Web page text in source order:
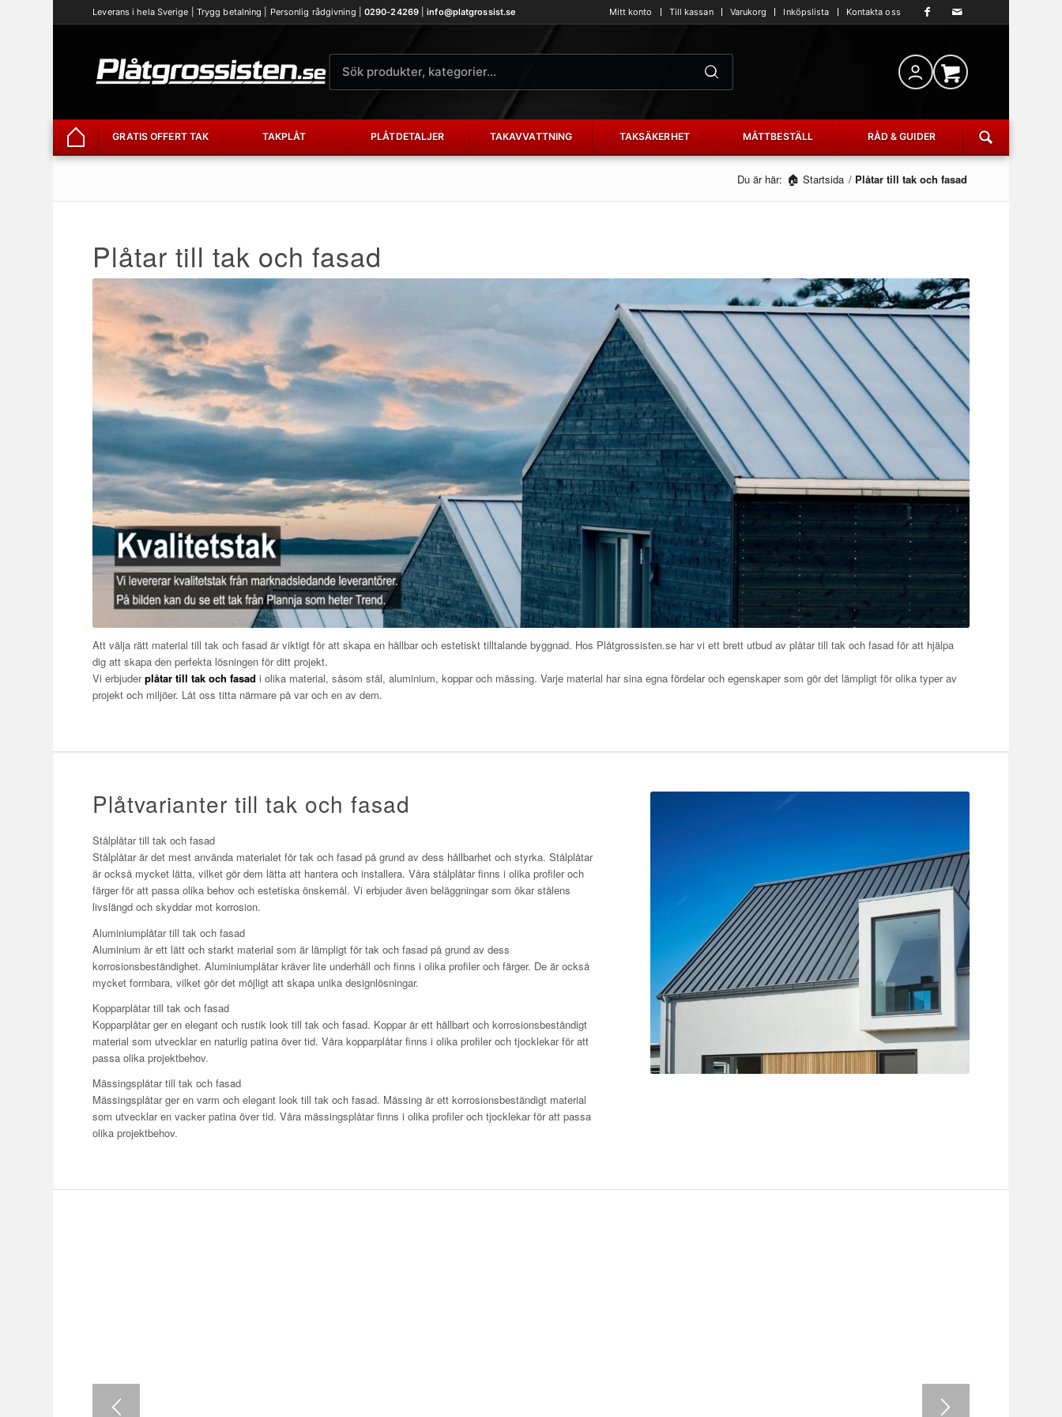
Mitt konto Till kassan Varukorg Inköpslista Kontakta oss
Leverans i hela Sverige | Trygg betalning | Personlig rådgivning | 0290-24269|info@platgrossist.se
Hem
GRATIS OFFERT TAK TAKPLÅT PLÅTDETALJER TAKAVVATTNING TAKSÄKERHET MÅTTBESTÄLL RÅD & GUIDER
Du är här: Startsida / Plåtar till tak och fasad
Plåtar till tak och fasad
Att välja rätt material till tak och fasad är viktigt för att skapa en hållbar och estetiskt tilltalande byggnad. Hos Plåtgrossisten.se har vi ett brett utbud av plåtar till tak och fasad för att hjälpa
dig att skapa den perfekta lösningen för ditt projekt.
Vi erbjuderplåtar till tak och fasad i olika material, såsom stål, aluminium, koppar och mässing. Varje material har sina egna fördelar och egenskaper som gör det lämpligt för olika typer av
projekt och miljöer. Låt oss titta närmare på var och en av dem.
Plåtvarianter till tak och fasad
Stålplåtar till tak och fasad
Stålplåtar är det mest använda materialet för tak och fasad på grund av dess hållbarhet och styrka. Stålplåtar
är också mycket lätta, vilket gör dem lätta att hantera och installera. Våra stålplåtar finns i olika profiler och
färger för att passa olika behov och estetiska önskemål. Vi erbjuder även beläggningar som ökar stålens
livslängd och skyddar mot korrosion.
Aluminiumplåtar till tak och fasad
Aluminium är ett lätt och starkt material som är lämpligt för tak och fasad på grund av dess
korrosionsbeständighet. Aluminiumplåtar kräver lite underhåll och finns i olika profiler och färger. De är också
mycket formbara, vilket gör det möjligt att skapa unika designlösningar.
Kopparplåtar till tak och fasad
Kopparplåtar ger en elegant och rustik look till tak och fasad. Koppar är ett hållbart och korrosionsbeständigt
material som utvecklar en naturlig patina över tid. Våra kopparplåtar finns i olika profiler och tjocklekar för att
passa olika projektbehov.
Mässingsplåtar till tak och fasad
Mässingsplåtar ger en varm och elegant look till tak och fasad. Mässing är ett korrosionsbeständigt material
som utvecklar en vacker patina över tid. Våra mässingsplåtar finns i olika profiler och tjocklekar för att passa
olika projektbehov.